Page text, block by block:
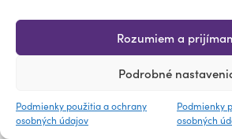
Rozumiem a
Podrobné
Podmienky použitia a ochrany
osobných údajov
Podmienky
osobných